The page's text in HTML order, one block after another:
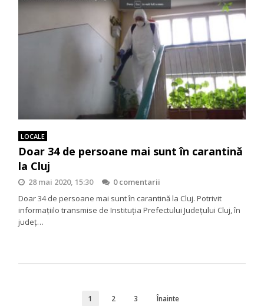
LOCALE
Doar 34 de persoane mai sunt în carantină
la Cluj
28 mai 2020, 15:30
0 comentarii
Doar 34 de persoane mai sunt în carantină la Cluj. Potrivit
informațiilo transmise de Instituția Prefectului Județului Cluj, în
județ…
1 2 3 Înainte